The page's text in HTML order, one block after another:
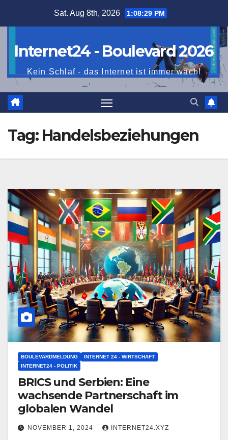
Sat. Aug 8th, 2026 1:08:30 PM
Internet24 - Boulevard 2026
Kein Schlaf - das Internet ist immer wach!
Tag: Handelsbeziehungen
BOULEVARDMELDUNG
INTERNET 24 - WIRTSCHAFT
INTERNET24 - POLITIK
BRICS und Serbien: Eine
wachsende Partnerschaft im
globalen Wandel
NOVEMBER 1, 2024 INTERNET24.XYZ